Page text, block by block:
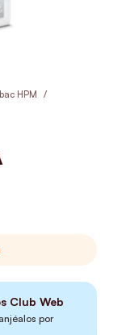
HPM
Club Web
por